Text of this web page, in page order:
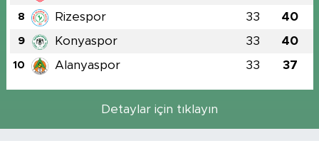
8 Rizespor 33 40
9 Konyaspor 33 40
10 Alanyaspor 33 37
Detaylar için tıklayın